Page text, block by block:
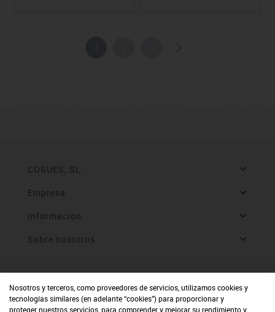
COSUES, SL.
Empresa
Información
Sobre nosotros
Nosotros y terceros, como proveedores de servicios, utilizamos cookies y
tecnologías similares (en adelante “cookies”) para proporcionar y
proteger nuestros servicios, para comprender y mejorar su rendimiento y